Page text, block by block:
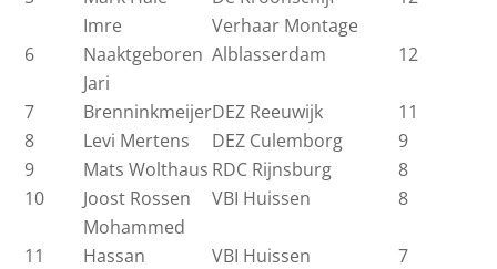
6
Imre
Naaktgeboren
Verhaar Montage
Alblasserdam
12
7
Jari
BrenninkmeijerDEZ Reeuwijk
11
8
Levi Mertens DEZ Culemborg
9
9
Mats Wolthaus RDC Rijnsburg
8
10
Joost Rossen VBI Huissen 8
11
Mohammed
Hassan
VBI Huissen 7